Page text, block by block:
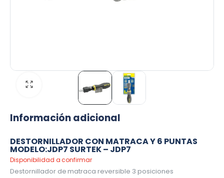
Información adicional
DESTORNILLADOR CON MATRACA Y 6 PUNTAS
MODELO:JDP7 SURTEK – JDP7
Disponibilidad a confirmar
Destornillador de matraca reversible 3 posiciones